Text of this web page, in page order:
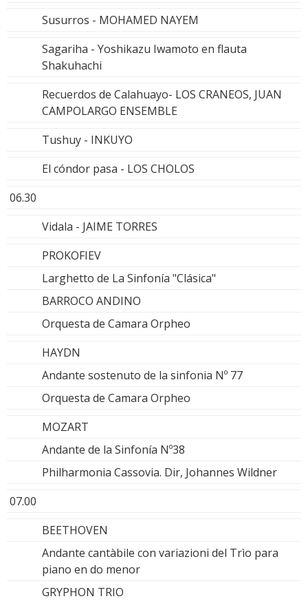
Susurros - MOHAMED NAYEM
Sagariha - Yoshikazu Iwamoto en flauta
Shakuhachi
Recuerdos de Calahuayo- LOS CRANEOS, JUAN
CAMPOLARGO ENSEMBLE
Tushuy - INKUYO
El cóndor pasa - LOS CHOLOS
06.30
Vidala - JAIME TORRES
PROKOFIEV
Larghetto de La Sinfonía "Clásica"
BARROCO ANDINO
Orquesta de Camara Orpheo
HAYDN
Andante sostenuto de la sinfonia Nº 77
Orquesta de Camara Orpheo
MOZART
Andante de la Sinfonía Nº38
Philharmonia Cassovia. Dir, Johannes Wildner
07.00
BEETHOVEN
Andante cantàbile con variazioni del Trìo para
piano en do menor
GRYPHON TRIO